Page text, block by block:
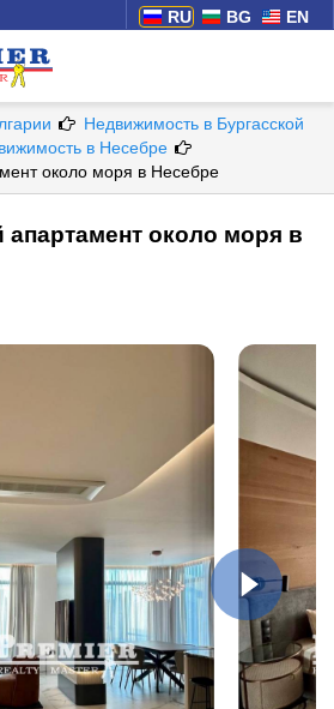
RU BG EN
Недвижимость в Бургасской
в Несебре
около моря в Несебре
около моря в